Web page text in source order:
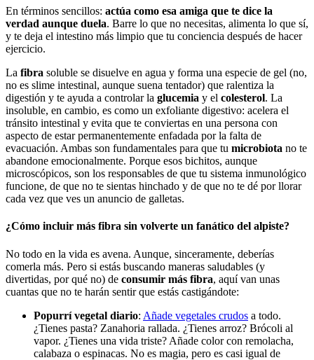
En términos sencillos: actúa como esa amiga que te dice la
verdad aunque duela. Barre lo que no necesitas, alimenta lo que sí,
y te deja el intestino más limpio que tu conciencia después de hacer
ejercicio.
La fibra soluble se disuelve en agua y forma una especie de gel (no,
no es slime intestinal, aunque suena tentador) que ralentiza la
digestión y te ayuda a controlar la glucemia y el colesterol. La
insoluble, en cambio, es como un exfoliante digestivo: acelera el
tránsito intestinal y evita que te conviertas en una persona con
aspecto de estar permanentemente enfadada por la falta de
evacuación. Ambas son fundamentales para que tu microbiota no te
abandone emocionalmente. Porque esos bichitos, aunque
microscópicos, son los responsables de que tu sistema inmunológico
funcione, de que no te sientas hinchado y de que no te dé por llorar
cada vez que ves un anuncio de galletas.
¿Cómo incluir más fibra sin volverte un fanático del alpiste?
No todo en la vida es avena. Aunque, sinceramente, deberías
comerla más. Pero si estás buscando maneras saludables (y
divertidas, por qué no) de consumir más fibra, aquí van unas
cuantas que no te harán sentir que estás castigándote:
Popurrí vegetal diario: Añade vegetales crudos a todo.
¿Tienes pasta? Zanahoria rallada. ¿Tienes arroz? Brócoli al
vapor. ¿Tienes una vida triste? Añade color con remolacha,
calabaza o espinacas. No es magia, pero es casi igual de